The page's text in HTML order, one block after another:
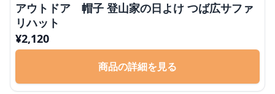
アウトドア 帽子 登山家の日よけ つば広サファ
リハット
¥2,120
商品の詳細を見る